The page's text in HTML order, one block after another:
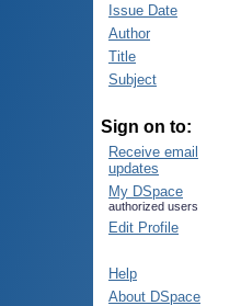
Issue Date
Author
Title
Subject
Sign on to:
Receive email
updates
My DSpace
authorized users
Edit Profile
Help
About DSpace